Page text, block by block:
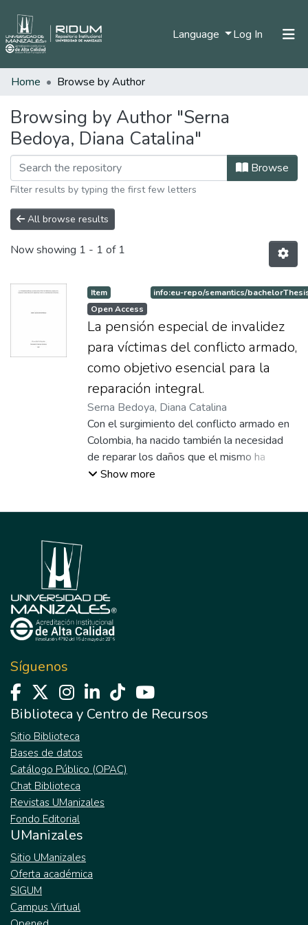
Language Log In (current)
Communities & Collections
Home Browse by Author
Browsing by Author "Serna
Bedoya, Diana Catalina"
Browse
Filter results by typing the first few letters
All browse results
Now showing 1 - 1 of 1
Item
Open Access
info:eu-repo/semantics/
La pensión especial de invalidez
para víctimas del conflicto armado,
como objetivo esencial para la
reparación integral.
Serna Bedoya, Diana Catalina
Con el surgimiento del conflicto armado en
Colombia, ha nacido también la necesidad
de reparar los daños que el mismo ha
ocasionado en la población, es por eso, que
que, afecta a las víctimas del conflicto
Armando, surja la figura de la Pensión
Especial de Invalidez para Víctimas de la
en esa parte especial de la sociedad, la cual
que a raíz de sus padecimientos, se
convierte en grupos de extrema
Show more
Síguenos
Biblioteca y Centro de Recursos
Sitio Biblioteca
Bases de datos
Catálogo Público (OPAC)
Chat Biblioteca
Revistas UManizales
Fondo Editorial
UManizales
Sitio UManizales
Oferta académica
SIGUM
Campus Virtual